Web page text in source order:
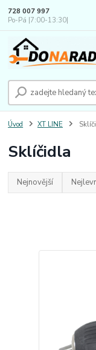
728 007 997
Po-Pá |7:00-13:30|
Úvod XT LINE
Sklíčidla
Nejnovější